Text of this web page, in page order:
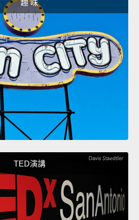
趣 味
TED演講